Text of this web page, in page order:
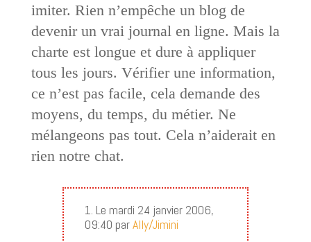
imiter. Rien n’empêche un blog de
devenir un vrai journal en ligne. Mais la
charte est longue et dure à appliquer
tous les jours. Vérifier une information,
ce n’est pas facile, cela demande des
moyens, du temps, du métier. Ne
mélangeons pas tout. Cela n’aiderait en
rien notre chat.
1. Le mardi 24 janvier 2006,
09:40 parAlly/Jimini